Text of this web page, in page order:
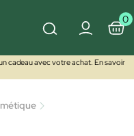
0
cadeau avec votre achat. En savoir